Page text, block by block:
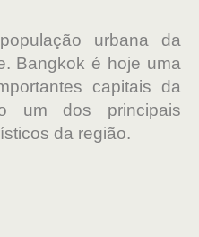
urbana da
Bangkok é hoje uma
capitais da
um dos principais
da região.